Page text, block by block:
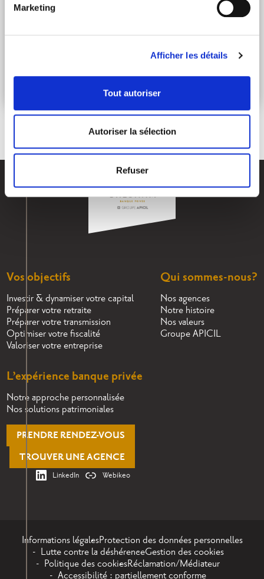
Marketing
Afficher les détails
Tout autoriser
Autoriser la sélection
Refuser
Dimanche 9 Oct 2022
Retraite individuel (PERin) permet notamment de
générer des revenus complémentaires et de protéger son
Vos objectifs
Investir & dynamiser votre capital
Préparer votre retraite
Préparer votre transmission
Optimiser votre fiscalité
Valoriser votre entreprise
Qui sommes-nous?
Nos agences
Notre histoire
Nos valeurs
Groupe APICIL
L’expérience banque privée
Notre approche personnalisée
Nos solutions patrimoniales
PRENDRE RENDEZ-VOUS
TROUVER UNE AGENCE
LinkedIn Webikeo
Informations légalesProtection des données personnelles
Lutte contre la déshérenceGestion des cookies
Politique des cookiesRéclamation/Médiateur
Accessibilité : partiellement conforme